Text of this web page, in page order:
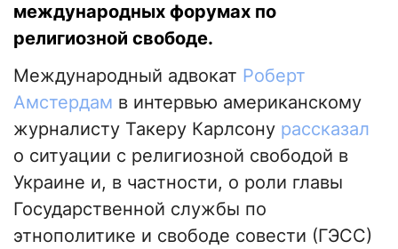
международных форумах по
религиозной свободе.
Международный адвокат Роберт
Амстердам в интервью американскому
журналисту Такеру Карлсону рассказал
о ситуации с религиозной свободой в
Украине и, в частности, о роли главы
Государственной службы по
этнополитике и свободе совести (ГЭСС)